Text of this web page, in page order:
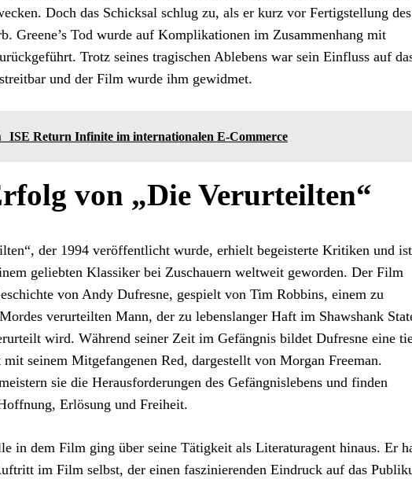
Doch das Schicksal schlug zu, als er kurz vor Fertigstellung des
Greene’s Tod wurde auf Komplikationen im Zusammenhang mit
Trotz seines tragischen Ablebens war sein Einfluss auf
und der Film wurde ihm gewidmet.
ISE Return Infinite im internationalen E-Commerce
von „Die Verurteilten“
der 1994 veröffentlicht wurde, erhielt begeisterte Kritiken und ist
geliebten Klassiker bei Zuschauern weltweit geworden. Der Film
von Andy Dufresne, gespielt von Tim Robbins, einem zu
verurteilten Mann, der zu lebenslanger Haft im Shawshank
wird. Während seiner Zeit im Gefängnis bildet Dufresne eine
mit seinem Mitgefangenen Red, dargestellt von Morgan Freeman.
sie die Herausforderungen des Gefängnislebens und finden
Erlösung und Freiheit.
in dem Film ging über seine Tätigkeit als Literaturagent hinaus. Er
im Film selbst, der einen faszinierenden Eindruck auf das